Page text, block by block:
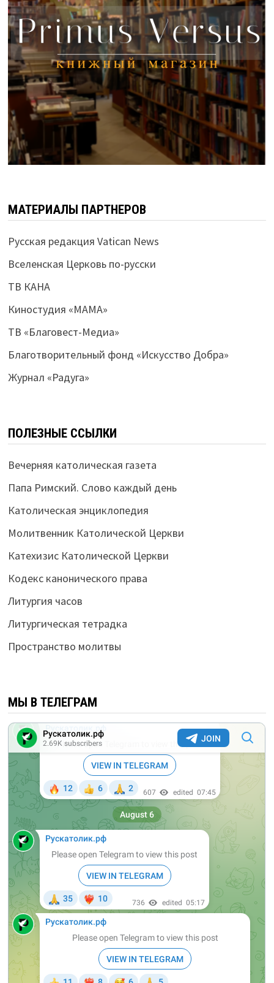
МАТЕРИАЛЫ ПАРТНЕРОВ
Русская редакция Vatican News
Вселенская Церковь по-русски
ТВ КАНА
Киностудия «МАМА»
ТВ «Благовест-Медиа»
Благотворительный фонд «Искусство Добра»
Журнал «Радуга»
ПОЛЕЗНЫЕ ССЫЛКИ
Вечерняя католическая газета
Папа Римский. Слово каждый день
Католическая энциклопедия
Молитвенник Католической Церкви
Катехизис Католической Церкви
Кодекс канонического права
Литургия часов
Литургическая тетрадка
Пространство молитвы
МЫ В ТЕЛЕГРАМ